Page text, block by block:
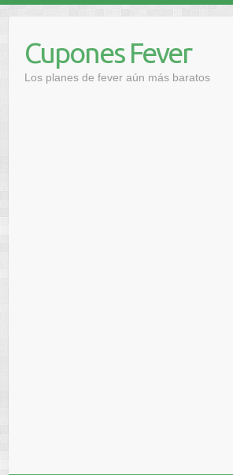
contenidoCupones Fever
Los planes de fever aún más baratos